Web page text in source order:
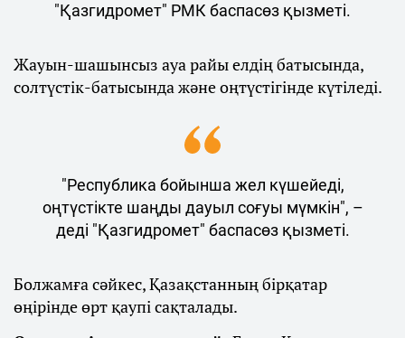
"Қазгидромет" РМК баспасөз қызметі.
Жауын-шашынсыз ауа райы елдің батысында,
солтүстік-батысында және оңтүстігінде күтіледі.
"Республика бойынша жел күшейеді,
оңтүстікте шаңды дауыл соғуы мүмкін", –
деді "Қазгидромет" баспасөз қызметі.
Болжамға сәйкес, Қазақстанның бірқатар
өңірінде өрт қаупі сақталады.